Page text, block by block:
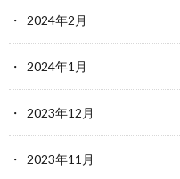
2024年2月
2024年1月
2023年12月
2023年11月